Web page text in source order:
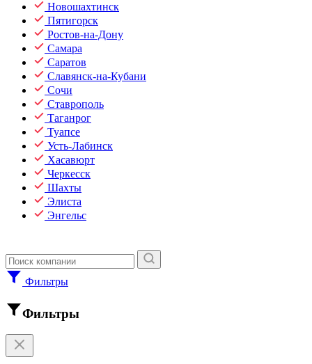
Новошахтинск
Пятигорск
Ростов-на-Дону
Самара
Саратов
Славянск-на-Кубани
Сочи
Ставрополь
Таганрог
Туапсе
Усть-Лабинск
Хасавюрт
Черкесск
Шахты
Элиста
Энгельс
Фильтры
Фильтры